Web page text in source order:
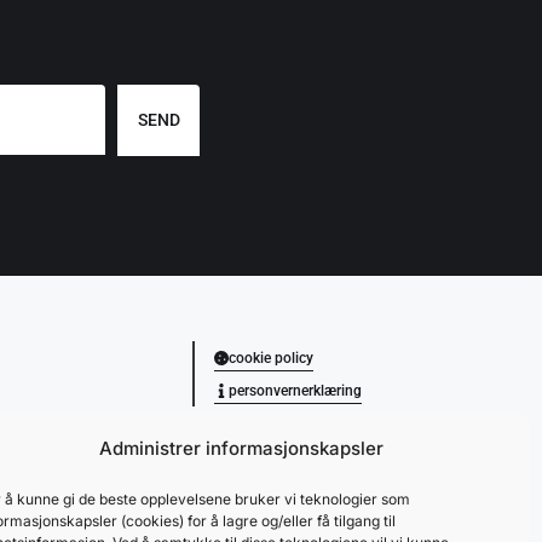
Administrer informasjonskapsler
å kunne gi de beste opplevelsene bruker vi teknologier som
(cookies) for å lagre og/eller få tilgang til
SEND
cookie policy
personvernerklæring